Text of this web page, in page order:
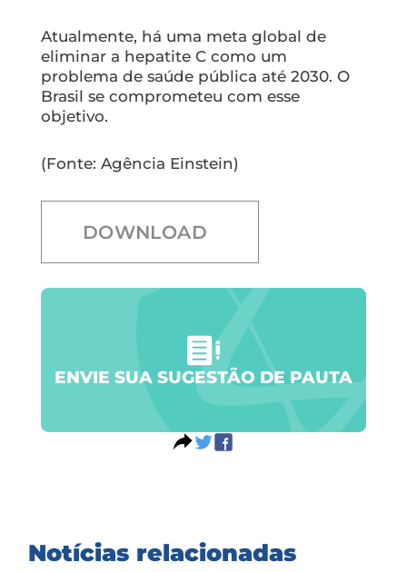
Atualmente, há uma meta global de
eliminar a hepatite C como um
problema de saúde pública até 2030. O
Brasil se comprometeu com esse
objetivo.
(Fonte: Agência Einstein)
DOWNLOAD
ENVIE SUA SUGESTÃO DE PAUTA
Notícias relacionadas